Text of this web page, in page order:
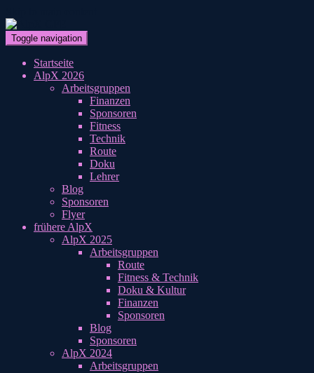
Toggle navigation
Startseite
AlpX 2026
Arbeitsgruppen
Finanzen
Sponsoren
Fitness
Technik
Route
Doku
Lehrer
Blog
Sponsoren
Flyer
frühere AlpX
AlpX 2025
Arbeitsgruppen
Route
Fitness & Technik
Doku & Kultur
Finanzen
Sponsoren
Blog
Sponsoren
AlpX 2024
Arbeitsgruppen